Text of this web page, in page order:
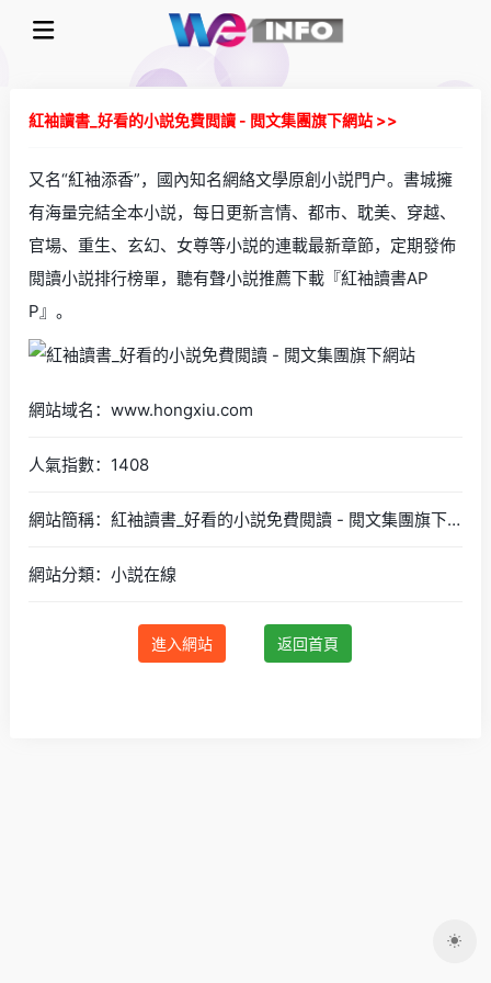
紅袖讀書_好看的小説免費閲讀 - 閲文集團旗下網站 >>
又名“紅袖添香”，國內知名網絡文學原創小説門户。書城擁
有海量完結全本小説，每日更新言情、都市、耽美、穿越、
官場、重生、玄幻、女尊等小説的連載最新章節，定期發佈
閲讀小説排行榜單，聽有聲小説推薦下載『紅袖讀書AP
P』。
網站域名：www.hongxiu.com
人氣指數：1408
網站簡稱：紅袖讀書_好看的小説免費閲讀 - 閲文集團旗下網站
網站分類：小説在線
進入網站 返回首頁